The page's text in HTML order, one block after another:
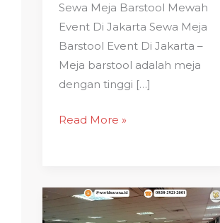
Sewa Meja Barstool Mewah
Event Di Jakarta Sewa Meja
Barstool Event Di Jakarta –
Meja barstool adalah meja
dengan tinggi […]
Read More »
SEWA
KURSI